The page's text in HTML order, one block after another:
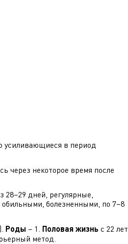
усиливающиеся в период
через некоторое время после
28–29 дней, регулярные,
обильными, болезненными, по 7–8
Роды – 1. Половая жизнь с 22 лет
метод.